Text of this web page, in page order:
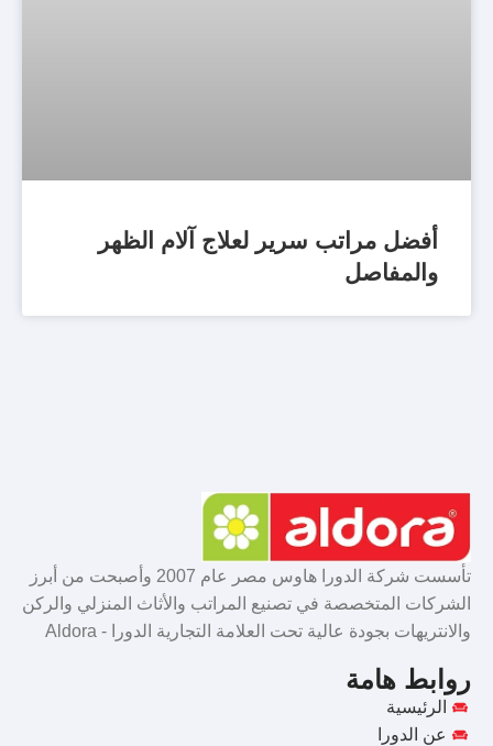
أفضل مراتب سرير لعلاج آلام الظهر
والمفاصل
تأسست شركة الدورا هاوس مصر عام 2007 وأصبحت من أبرز
الشركات المتخصصة في تصنيع المراتب والأثاث المنزلي والركن
والانتريهات بجودة عالية تحت العلامة التجارية الدورا - Aldora
روابط هامة
الرئيسية
عن الدورا